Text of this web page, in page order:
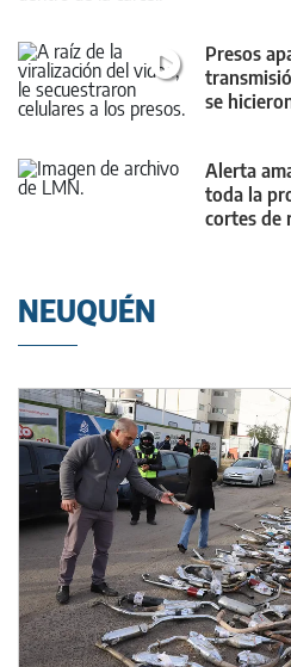
Presos
se
Alerta
toda la
cortes de
NEUQUÉN